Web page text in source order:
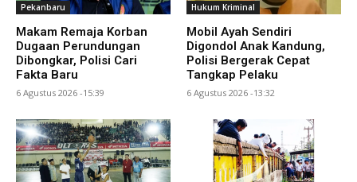
Pekanbaru
Makam Remaja Korban
Dugaan Perundungan
Dibongkar, Polisi Cari
Fakta Baru
6 Agustus 2026 -15:39
Hukum Kriminal
Mobil Ayah Sendiri
Digondol Anak Kandung,
Polisi Bergerak Cepat
Tangkap Pelaku
6 Agustus 2026 -13:32